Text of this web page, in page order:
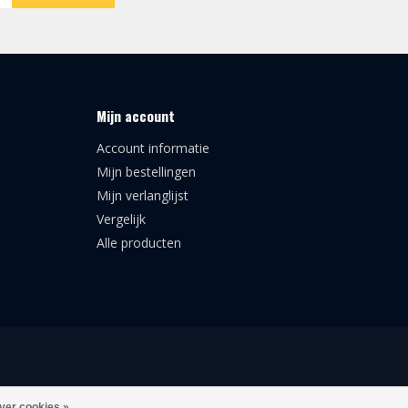
Mijn account
Account informatie
Mijn bestellingen
Mijn verlanglijst
Vergelijk
Alle producten